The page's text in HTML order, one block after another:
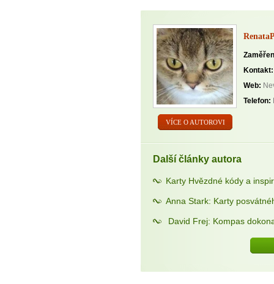
VÍCE O AUTOROVI
Kontakt:
Web:
Telefon:
Další články autora
Karty Hvězdné kódy a
Anna Stark: Karty
David Frej: Kompas